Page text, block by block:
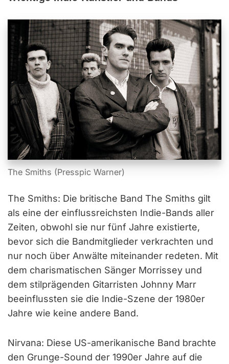
The Smiths (Presspic Warner)
The Smiths: Die britische Band The Smiths gilt
als eine der einflussreichsten Indie-Bands aller
Zeiten, obwohl sie nur fünf Jahre existierte,
bevor sich die Bandmitglieder verkrachten und
nur noch über Anwälte miteinander redeten. Mit
dem charismatischen Sänger Morrissey und
dem stilprägenden Gitarristen Johnny Marr
beeinflussten sie die Indie-Szene der 1980er
Jahre wie keine andere Band.
Nirvana: Diese US-amerikanische Band brachte
den Grunge-Sound der 1990er Jahre auf die